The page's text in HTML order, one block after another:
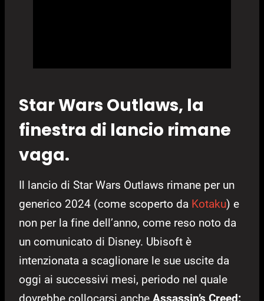
Star Wars Outlaws, la
finestra di lancio rimane
vaga.
Il lancio di Star Wars Outlaws rimane per un
generico 2024 (come scoperto da Kotaku) e
non per la fine dell’anno, come reso noto da
un comunicato di Disney. Ubisoft è
intenzionata a scaglionare le sue uscite da
oggi ai successivi mesi, periodo nel quale
dovrebbe collocarsi anche Assassin’s Creed: